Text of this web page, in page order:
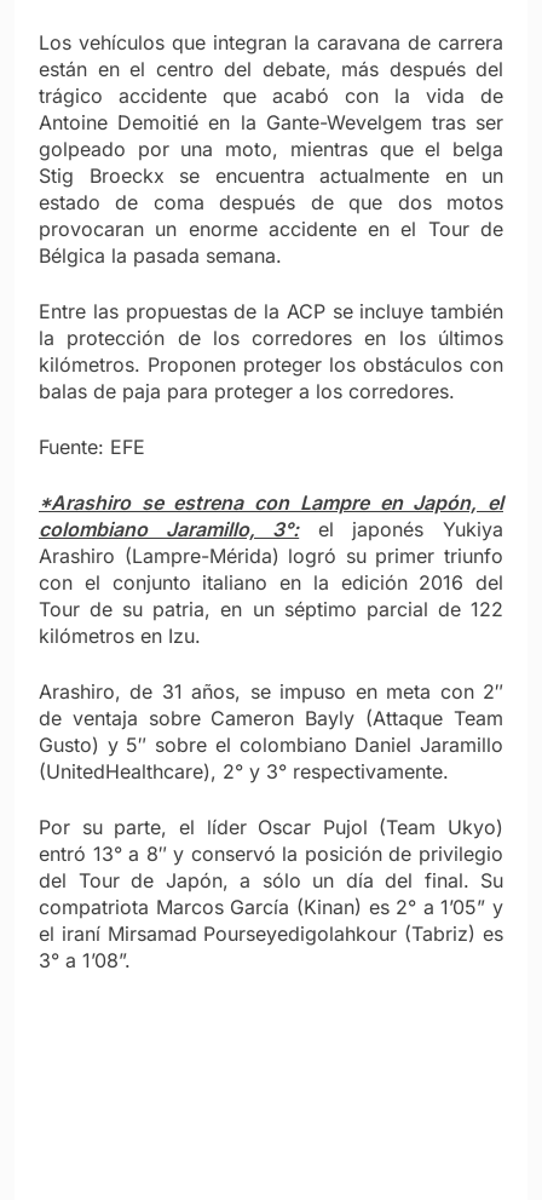
Los vehículos que integran la caravana de carrera
están en el centro del debate, más después del
trágico accidente que acabó con la vida de
Antoine Demoitié en la Gante-Wevelgem tras ser
golpeado por una moto, mientras que el belga
Stig Broeckx se encuentra actualmente en un
estado de coma después de que dos motos
provocaran un enorme accidente en el Tour de
Bélgica la pasada semana.
Entre las propuestas de la ACP se incluye también
la protección de los corredores en los últimos
kilómetros. Proponen proteger los obstáculos con
balas de paja para proteger a los corredores.
Fuente: EFE
*Arashiro se estrena con Lampre en Japón, el
colombiano Jaramillo, 3°:el japonés Yukiya
Arashiro (Lampre-Mérida) logró su primer triunfo
con el conjunto italiano en la edición 2016 del
Tour de su patria, en un séptimo parcial de 122
kilómetros en Izu.
Arashiro, de 31 años, se impuso en meta con 2″
de ventaja sobre Cameron Bayly (Attaque Team
Gusto) y 5″ sobre el colombiano Daniel Jaramillo
(UnitedHealthcare), 2° y 3° respectivamente.
Por su parte, el líder Oscar Pujol (Team Ukyo)
entró 13° a 8″ y conservó la posición de privilegio
del Tour de Japón, a sólo un día del final. Su
compatriota Marcos García (Kinan) es 2° a 1’05” y
el iraní Mirsamad Pourseyedigolahkour (Tabriz) es
3° a 1’08”.